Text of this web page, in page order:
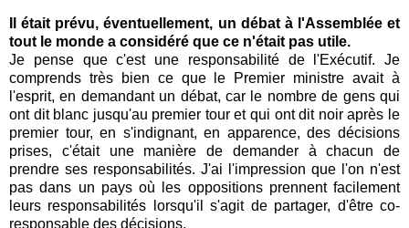
Il était prévu, éventuellement, un débat à l'Assemblée et
tout le monde a considéré que ce n'était pas utile.
Je pense que c'est une responsabilité de l'Exécutif. Je
comprends très bien ce que le Premier ministre avait à
l'esprit, en demandant un débat, car le nombre de gens qui
ont dit blanc jusqu'au premier tour et qui ont dit noir après le
premier tour, en s'indignant, en apparence, des décisions
prises, c'était une manière de demander à chacun de
prendre ses responsabilités. J'ai l'impression que l'on n'est
pas dans un pays où les oppositions prennent facilement
leurs responsabilités lorsqu'il s'agit de partager, d'être co-
responsable des décisions.